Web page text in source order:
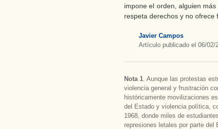
impone el orden, alguien
respeta derechos y no ofrece
Javier Campos
Artículo publicado el 06/02/
Nota 1. Aunque las protestas
violencia general y frustración
históricamente movilizaciones
del Estado y violencia política,
1968, donde miles de
represiones letales por parte del